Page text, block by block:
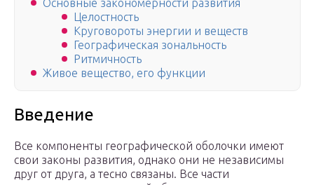
Основные закономерности развития
Целостность
Круговороты энергии и веществ
Географическая зональность
Ритмичность
Живое вещество, его функции
Введение
Все компоненты географической оболочки имеют
свои законы развития, однако они не независимы
друг от друга, а тесно связаны. Все части